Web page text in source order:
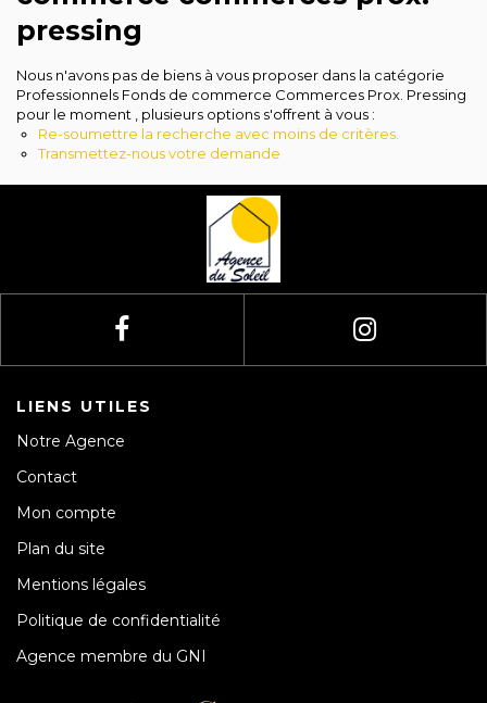
Avis clients
pressing
Nous n'avons pas de biens à vous proposer dans la catégorie
Professionnels Fonds de commerce Commerces Prox. Pressing
pour le moment , plusieurs options s'offrent à vous :
Re-soumettre la recherche avec moins de critères.
Transmettez-nous votre demande
LIENS UTILES
Notre Agence
Contact
Mon compte
Plan du site
Mentions légales
Politique de confidentialité
Agence membre du GNI